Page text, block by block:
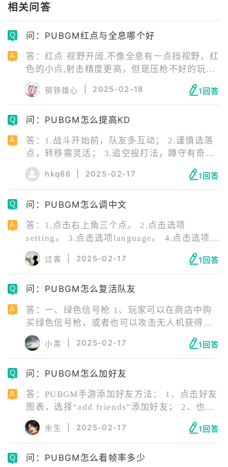
相关问答
问：PUBGM红点与全息哪个好
答：红点 视野开阔,不像全息有一点挡视野，红
色的小点,射击精度更高，但是压枪不好的玩家,
使用红点可能会出现准心跳动幅度过大，导致
控制不佳。红点在瞄准颜色相近的目标时,在瞄
准高处敌人(枪口对着天空)会出现看不见点(强
光的原因)，近距离扫射,比全息更需要鼠标操
身上)
钢铁雄心 2025-02-18 1回答
问：PUBGM怎么提高KD
答：1.战斗开始前，队友多互动； 2.谨慎选落
点，转移需灵活； 3.追空投打法，蹲守有奇
效； 4.对手正交火，一定要劝架； 5.关键时刻
到，稳重决赛圈； 6.想要评分高，枪法是基
石。
hkq66 2025-02-17 1回答
问：PUBGM怎么调中文
答：1.点击右上角三个点。 2.点击选项
setting。 3.点击选项language。 4.点击选项
change changes。 5.找到简体中文选择后点击
confirm（确认）。
过客 2025-02-17 1回答
问：PUBGM怎么复活队友
答：一、绿色信号枪 1、玩家可以在商店中购
买绿色信号枪，或者也可以攻击无人机获得信
号枪。 2、当队友被击杀以后，就可以使用绿
色信号枪让队友复活了。 3、需要注意的是复
活的队友没有任何的装备并且将会掉落在信号
枪发射范围附近，所以我们离毒圈远点再复活
小黑 2025-02-17 1回答
问：PUBGM怎么加好友
答：PUBGM手游添加好友方法： 1、点击好友
图表，选择“add friends”添加好友； 2、也可
在页面下方点击聊天室，在聊天室中添加好
友； 3、或者世界选项中点击好友的头像，弹
出下拉菜单。
余生 2025-02-17 1回答
问：PUBGM怎么看帧率多少